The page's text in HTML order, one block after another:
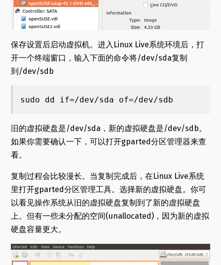
保存设置后启动虚拟机。进入Linux Live系统环境后，打
开一个终端窗口，输入下面的命令将/dev/sda复制
到/dev/sdb
sudo dd if=/dev/sda of=/dev/sdb
旧的虚拟硬盘是/dev/sda，新的虚拟硬盘是/dev/sdb。
如果你需要确认一下，可以打开gparted分区管理器来查
看。
复制过程会比较漫长。当复制完成后，在Linux Live系统
里打开gparted分区管理工具。选择新的虚拟硬盘。你可
以看见操作系统从旧的虚拟硬盘复制到了新的虚拟硬盘
上。但有一些未分配的空间(unallocated)，因为新的虚拟
硬盘容量更大。